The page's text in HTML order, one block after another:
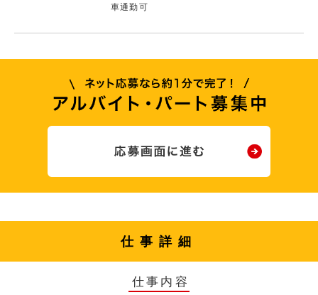
車通勤可
仕事詳細
仕事内容